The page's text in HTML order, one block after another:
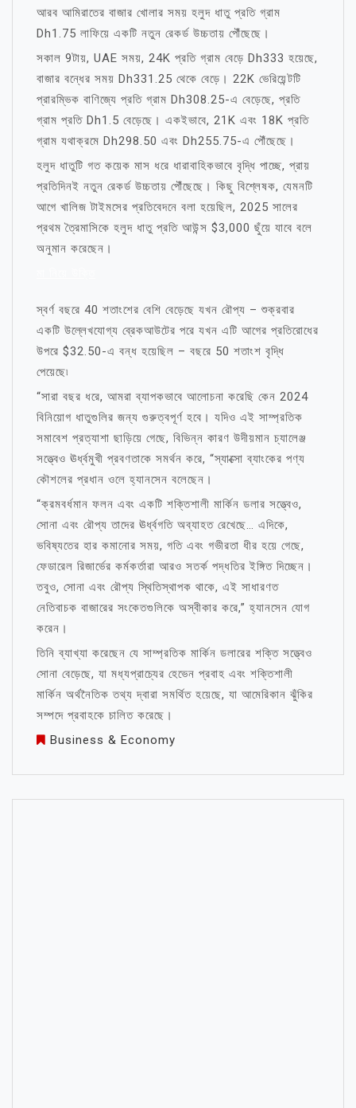
আরব আমিরাতের বাজার খোলার সময় হলুদ ধাতু প্রতি গ্রাম
Dh1.75 লাফিয়ে একটি নতুন রেকর্ড উচ্চতায় পৌঁছেছে।
সকাল 9টায়, UAE সময়, 24K প্রতি গ্রাম বেড়ে Dh333 হয়েছে,
বাজার বন্ধের সময় Dh331.25 থেকে বেড়ে। 22K ভেরিয়েন্টটি
প্রারম্ভিক বাণিজ্যে প্রতি গ্রাম Dh308.25-এ বেড়েছে, প্রতি
গ্রাম প্রতি Dh1.5 বেড়েছে। একইভাবে, 21K এবং 18K প্রতি
গ্রাম যথাক্রমে Dh298.50 এবং Dh255.75-এ পৌঁছেছে।
হলুদ ধাতুটি গত কয়েক মাস ধরে ধারাবাহিকভাবে বৃদ্ধি পাচ্ছে, প্রায়
প্রতিদিনই নতুন রেকর্ড উচ্চতায় পৌঁছেছে। কিছু বিশ্লেষক, যেমনটি
আগে খালিজ টাইমসের প্রতিবেদনে বলা হয়েছিল, 2025 সালের
প্রথম ত্রৈমাসিকে হলুদ ধাতু প্রতি আউন্স $3,000 ছুঁয়ে যাবে বলে
অনুমান করেছেন।
স্বর্ণ বছরে 40 শতাংশের বেশি বেড়েছে যখন রৌপ্য – শুক্রবার
একটি উল্লেখযোগ্য ব্রেকআউটের পরে যখন এটি আগের প্রতিরোধের
উপরে $32.50-এ বন্ধ হয়েছিল – বছরে 50 শতাংশ বৃদ্ধি
পেয়েছে৷
“সারা বছর ধরে, আমরা ব্যাপকভাবে আলোচনা করেছি কেন 2024
বিনিয়োগ ধাতুগুলির জন্য গুরুত্বপূর্ণ হবে। যদিও এই সাম্প্রতিক
সমাবেশ প্রত্যাশা ছাড়িয়ে গেছে, বিভিন্ন কারণ উদীয়মান চ্যালেঞ্জ
সত্ত্বেও ঊর্ধ্বমুখী প্রবণতাকে সমর্থন করে, “স্যাক্সো ব্যাংকের পণ্য
কৌশলের প্রধান ওলে হ্যানসেন বলেছেন।
“ক্রমবর্ধমান ফলন এবং একটি শক্তিশালী মার্কিন ডলার সত্ত্বেও,
সোনা এবং রৌপ্য তাদের ঊর্ধ্বগতি অব্যাহত রেখেছে… এদিকে,
ভবিষ্যতের হার কমানোর সময়, গতি এবং গভীরতা ধীর হয়ে গেছে,
ফেডারেল রিজার্ভের কর্মকর্তারা আরও সতর্ক পদ্ধতির ইঙ্গিত দিচ্ছেন।
তবুও, সোনা এবং রৌপ্য স্থিতিস্থাপক থাকে, এই সাধারণত
নেতিবাচক বাজারের সংকেতগুলিকে অস্বীকার করে,” হ্যানসেন যোগ
করেন।
তিনি ব্যাখ্যা করেছেন যে সাম্প্রতিক মার্কিন ডলারের শক্তি সত্ত্বেও
সোনা বেড়েছে, যা মধ্যপ্রাচ্যের হেভেন প্রবাহ এবং শক্তিশালী
মার্কিন অর্থনৈতিক তথ্য দ্বারা সমর্থিত হয়েছে, যা আমেরিকান ঝুঁকির
সম্পদে প্রবাহকে চালিত করেছে।
Business & Economy